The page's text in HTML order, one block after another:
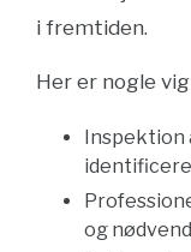
i fremtiden.
Her er nogle
Inspektion
og